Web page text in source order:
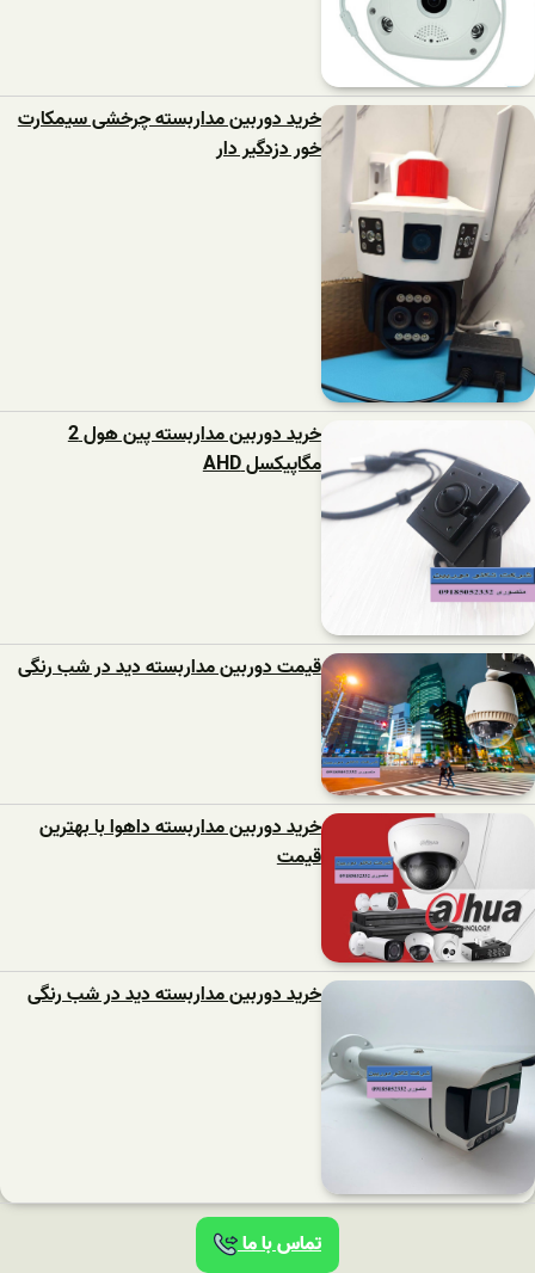
خرید دوربین مداربسته چرخشی سیمکارت
خور دزدگیر دار
خرید دوربین مداربسته پین هول 2
مگاپیکسل AHD
قیمت دوربین مداربسته دید در شب رنگی
خرید دوربین مداربسته داهوا با بهترین
قیمت
خرید دوربین مداربسته دید در شب رنگی
تماس با ما